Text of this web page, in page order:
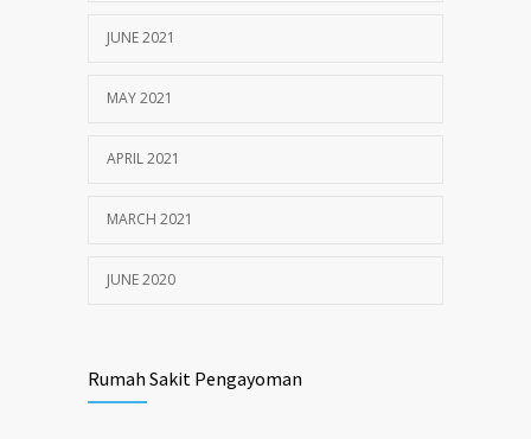
JUNE 2021
MAY 2021
APRIL 2021
MARCH 2021
JUNE 2020
Rumah Sakit Pengayoman